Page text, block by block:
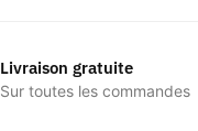
Livraison gratuite
Sur toutes les commandes